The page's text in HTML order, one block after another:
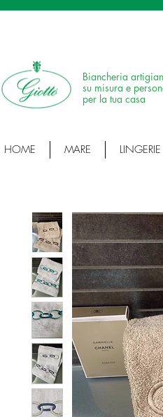
Biancheria
su misura e
per la tua casa
HOME MARE LINGERIE